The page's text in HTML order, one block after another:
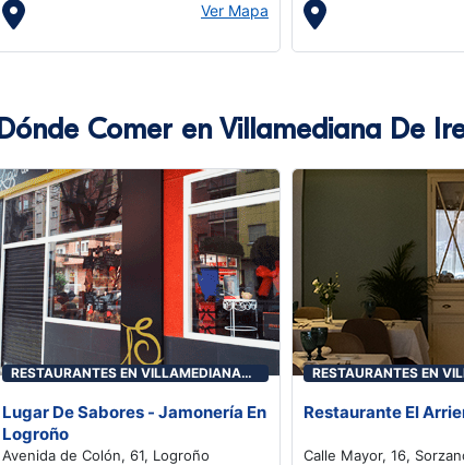
Ver Mapa
Dónde Comer en Villamediana De
RESTAURANTES EN VILLAMEDIANA
Lugar De Sabores - Jamonería En
Logroño
Avenida de Colón, 61, Logroño
RESTAURANTES EN
Restaurante El
Calle Mayor, 16,